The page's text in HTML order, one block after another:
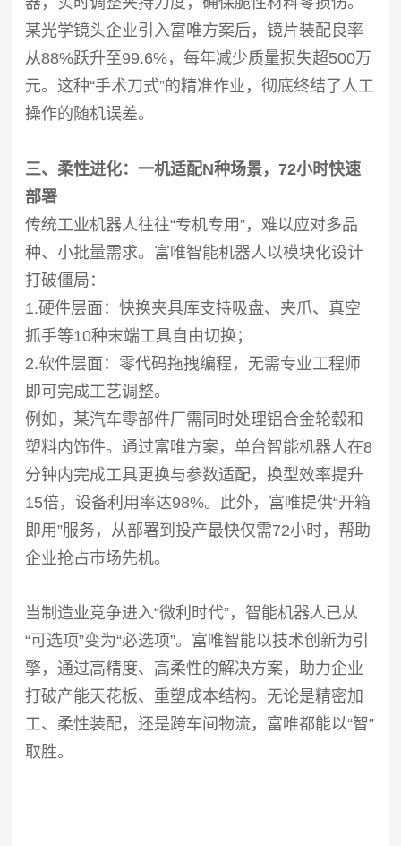
某光学镜头企业引入富唯方案后，镜片装配良率
从88%跃升至99.6%，每年减少质量损失超500万
元。这种“手术刀式”的精准作业，彻底终结了人工
操作的随机误差。
三、柔性进化：一机适配N种场景，72小时快速
部署
传统工业机器人往往“专机专用”，难以应对多品
种、小批量需求。富唯智能机器人以模块化设计
打破僵局：
1.硬件层面：快换夹具库支持吸盘、夹爪、真空
抓手等10种末端工具自由切换；
2.软件层面：零代码拖拽编程，无需专业工程师
即可完成工艺调整。
例如，某汽车零部件厂需同时处理铝合金轮毂和
塑料内饰件。通过富唯方案，单台智能机器人在8
分钟内完成工具更换与参数适配，换型效率提升
15倍，设备利用率达98%。此外，富唯提供“开箱
即用”服务，从部署到投产最快仅需72小时，帮助
企业抢占市场先机。
当制造业竞争进入“微利时代”，智能机器人已从
“可选项”变为“必选项”。富唯智能以技术创新为引
擎，通过高精度、高柔性的解决方案，助力企业
打破产能天花板、重塑成本结构。无论是精密加
工、柔性装配，还是跨车间物流，富唯都能以“智”
取胜。